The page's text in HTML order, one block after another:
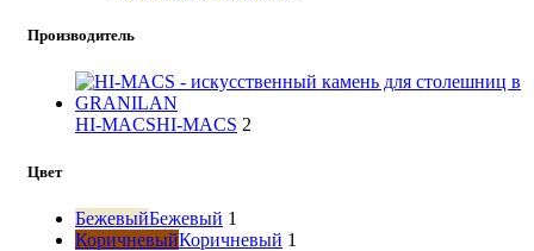
Производитель
HI-MACSHI-MACS 2
Цвет
БежевыйБежевый 1
КоричневыйКоричневый 1